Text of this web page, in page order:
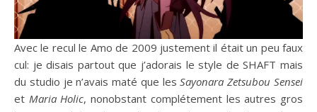
Avec le recul le Amo de 2009 justement il était un peu faux
cul: je disais partout que j’adorais le style de SHAFT mais
du studio je n’avais maté que lesSayonara Zetsubou Sensei
et Maria Holic, nonobstant complétement les autres gros